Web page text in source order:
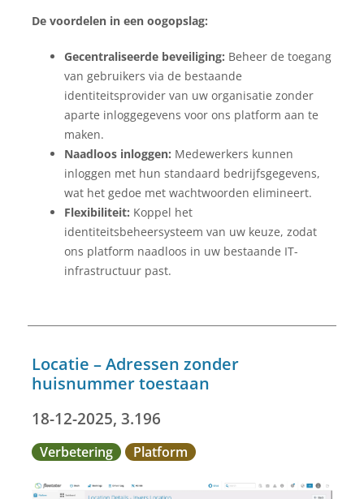
De voordelen in een oogopslag:
Gecentraliseerde beveiliging: Beheer de toegang
van gebruikers via de bestaande
identiteitsprovider van uw organisatie zonder
aparte inloggegevens voor ons platform aan te
maken.
Naadloos inloggen: Medewerkers kunnen
inloggen met hun standaard bedrijfsgegevens,
wat het gedoe met wachtwoorden elimineert.
Flexibiliteit: Koppel het
identiteitsbeheersysteem van uw keuze, zodat
ons platform naadloos in uw bestaande IT-
infrastructuur past.
Locatie – Adressen zonder
huisnummer toestaan
18-12-2025, 3.196
Verbetering Platform